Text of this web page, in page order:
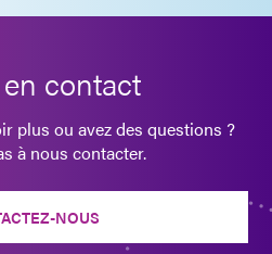
contact
plus ou avez des questions ?
à nous contacter.
NOUS